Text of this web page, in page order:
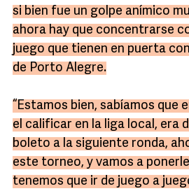
si bien fue un golpe anímico
ahora hay que concentrarse
juego que tienen en puerta
de Porto Alegre.
“Estamos bien, sabíamos que
el calificar en la liga local, era
boleto a la siguiente ronda,
este torneo, y vamos a
tenemos que ir de juego a